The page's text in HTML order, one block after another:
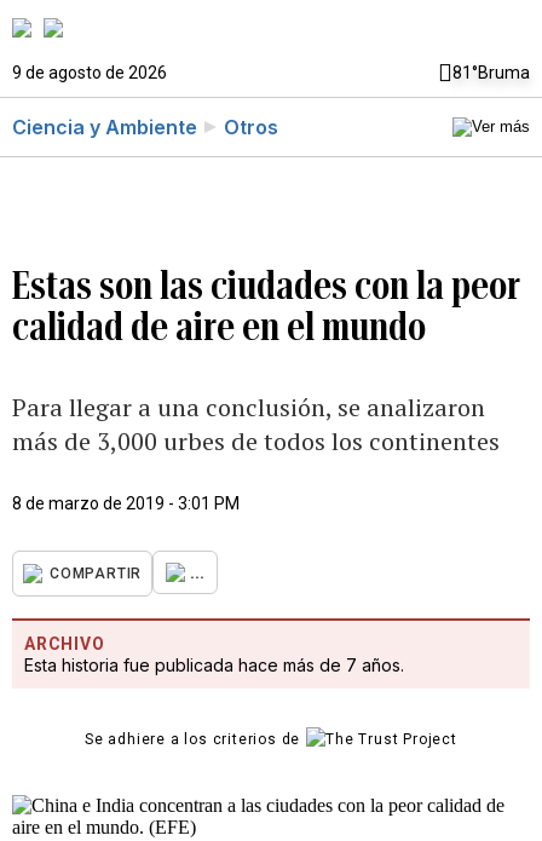
9 de agosto de 2026 81°Bruma
Ciencia y Ambiente Otros
Estas son las ciudades con la peor
calidad de aire en el mundo
Para llegar a una conclusión, se analizaron
más de 3,000 urbes de todos los continentes
8 de marzo de 2019 - 3:01 PM
COMPARTIR ...
ARCHIVO
Esta historia fue publicada hace más de 7 años.
Se adhiere a los criterios de